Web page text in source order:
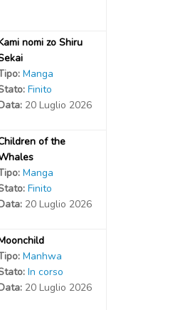
nomi zo Shiru
Manga
Finito
20 Luglio 2026
of the
Manga
Finito
20 Luglio 2026
Manhwa
In corso
20 Luglio 2026